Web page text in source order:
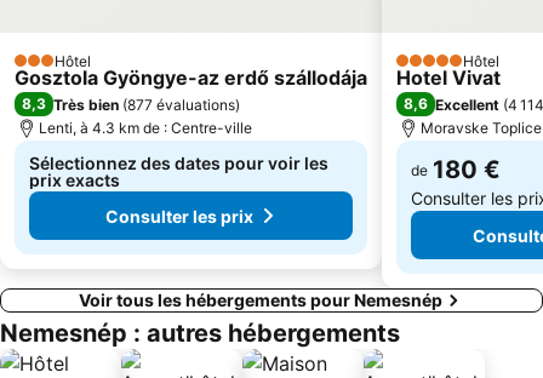
3 Étoiles
Hôtel
Gosztola Gyöngye-az erdő szállodája
8,3 Très bien (877 évaluations)
Lenti, à 4.3 km de : Centre-ville
Sélectionnez des dates pour voir les
prix exacts
Consulter les prix
5 ÉtoilesHôtel
Hotel Vivat
8,6 Excellent (4
Moravske
de 180 €
Consulter les
Voir tous les hébergements pour Nemesnép
Nemesnép : autres hébergements